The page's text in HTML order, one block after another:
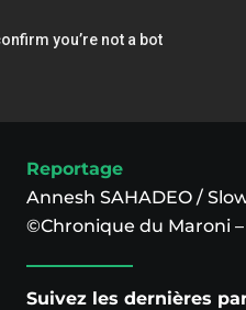
Reportage
Annesh SAHADEO /
©Chronique du Maroni
Suivez les dernières